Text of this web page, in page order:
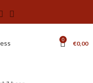
0 €0,00